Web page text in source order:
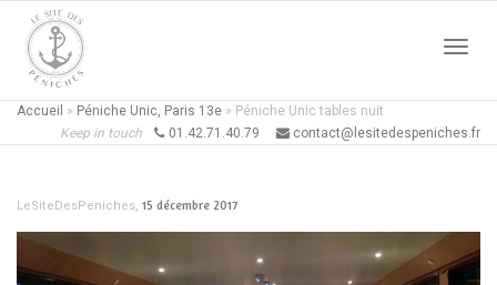
Accueil » Péniche Unic, Paris 13e » Péniche Unic tables nuit
Keep in touch
01.42.71.40.79 contact@lesitedespeniches.fr
LeSiteDesPeniches, 15 décembre 2017